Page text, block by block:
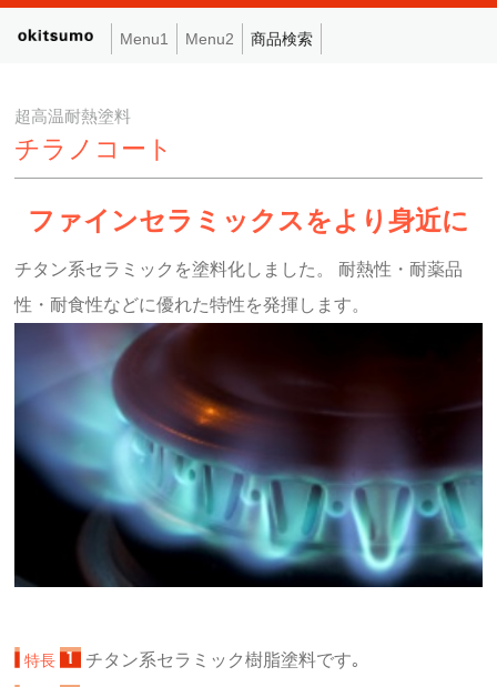
Menu1 Menu2 商品検索
超高温耐熱塗料
チラノコート
ファインセラミックスをより身近に
チタン系セラミックを塗料化しました。 耐熱性・耐薬品
性・耐食性などに優れた特性を発揮します。
特長 チタン系セラミック樹脂塗料です｡